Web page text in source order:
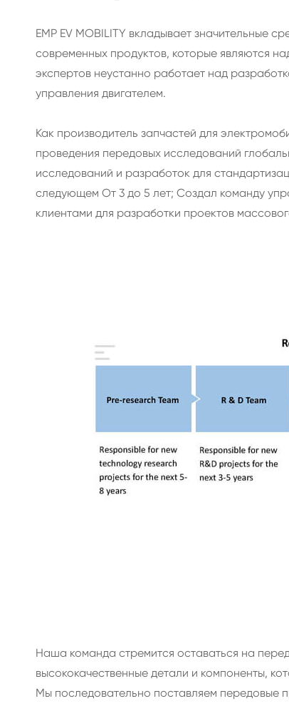
Блок преобразователя DC/DC 1.5KW
EMP EV MOBILITY вкладывает значительные
современных продуктов, которые являются
экспертов неустанно работает над
управления двигателем.
Как производитель запчастей для
проведения передовых исследований
исследований и разработок для
следующем От 3 до 5 лет; Создал команду
клиентами для разработки проектов
Наша команда стремится оставаться на
высококачественные детали и компоненты,
Мы последовательно поставляем передовые